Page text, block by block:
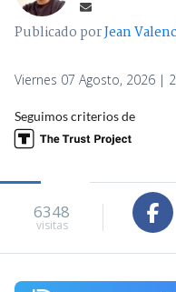
Publicado porJean
Viernes 07 Agosto, 2026 |
Seguimos criterios de
6348
visitas